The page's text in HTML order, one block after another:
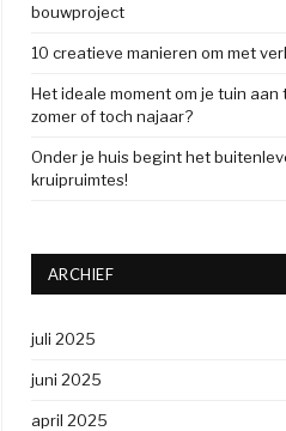
bouwproject
10 creatieve manieren om met
Het ideale moment om je tuin
zomer of toch najaar?
Onder je huis begint het
kruipruimtes!
ARCHIEF
juli 2025
juni 2025
april 2025